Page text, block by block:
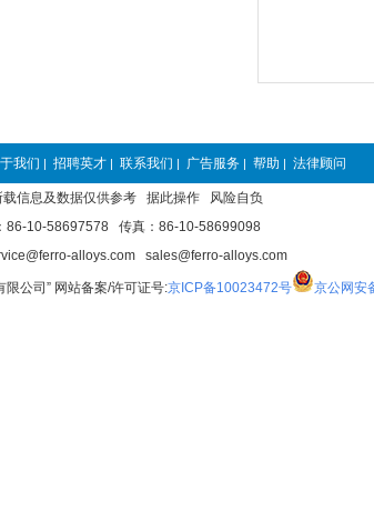
我们 | 招聘英才 | 联系我们 | 广告服务 | 帮助 | 法律顾问
载信息及数据仅供参考 据此操作 风险自负
86-10-58697578 传真：86-10-58699098
alloys.com sales@ferro-alloys.com
限公司” 网站备案/许可证号:京ICP备10023472号 京公网安